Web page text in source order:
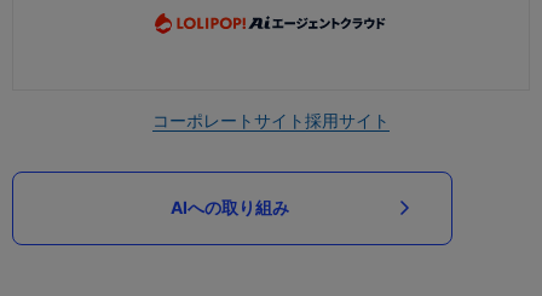
コーポレートサイト採用サイト
AIへの取り組み